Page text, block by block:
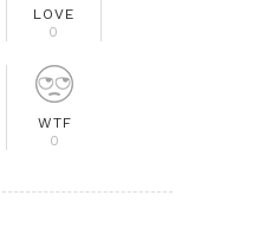
LOVE
0
WTF
0